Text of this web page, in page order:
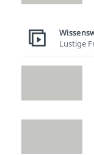
Lustige